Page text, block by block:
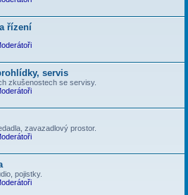
řízení
servis
zkušenostech se servisy.
zavazadlový prostor.
pojistky.